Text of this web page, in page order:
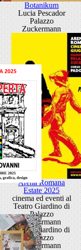
Botanikum
Lucia Pescador
Palazzo
Zuckermann
Arena Romana
Estate 2025
cinema ed eventi al
Teatro Giardino di
Palazzo
Zuckermann
Teatro Giardino di
Palazzo
Zuckermann